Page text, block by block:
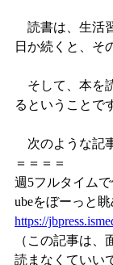
読書は、生活
日か続くと、そ
そして、本を
るということで
次のような記
＝＝＝＝
週5フルタイム
ubeをぼーっと
https://
（この記事は
読まなくていい